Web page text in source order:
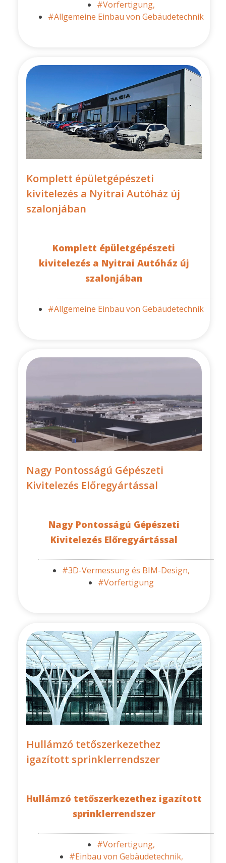
#Vorfertigung,
#Allgemeine Einbau von Gebäudetechnik
Komplett épületgépészeti
kivitelezés a Nyitrai Autóház új
szalonjában
Komplett épületgépészeti
kivitelezés a Nyitrai Autóház új
szalonjában
#Allgemeine Einbau von Gebäudetechnik
Nagy Pontosságú Gépészeti
Kivitelezés Előregyártással
Nagy Pontosságú Gépészeti
Kivitelezés Előregyártással
#3D-Vermessung és BIM-Design,
#Vorfertigung
Hullámzó tetőszerkezethez
igazított sprinklerrendszer
Hullámzó tetőszerkezethez igazított
sprinklerrendszer
#Vorfertigung,
#Einbau von Gebäudetechnik,